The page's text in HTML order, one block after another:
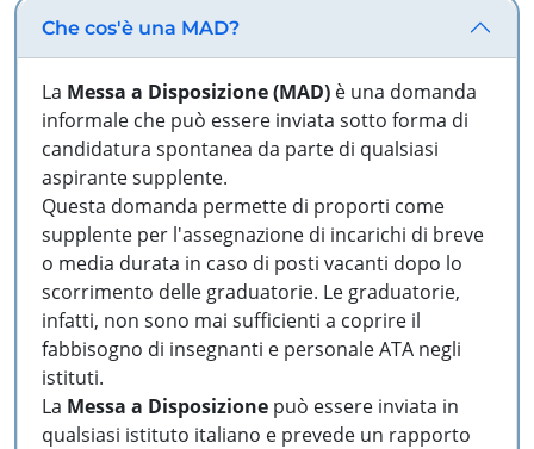
Che cos'è una MAD?
La Messa a Disposizione (MAD) è una domanda
informale che può essere inviata sotto forma di
candidatura spontanea da parte di qualsiasi
aspirante supplente.
Questa domanda permette di proporti come
supplente per l'assegnazione di incarichi di breve
o media durata in caso di posti vacanti dopo lo
scorrimento delle graduatorie. Le graduatorie,
infatti, non sono mai sufficienti a coprire il
fabbisogno di insegnanti e personale ATA negli
istituti.
La Messa a Disposizione può essere inviata in
qualsiasi istituto italiano e prevede un rapporto